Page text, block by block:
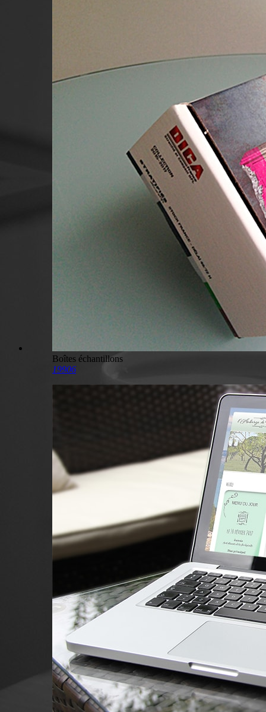
Boîtes échantillons
19906